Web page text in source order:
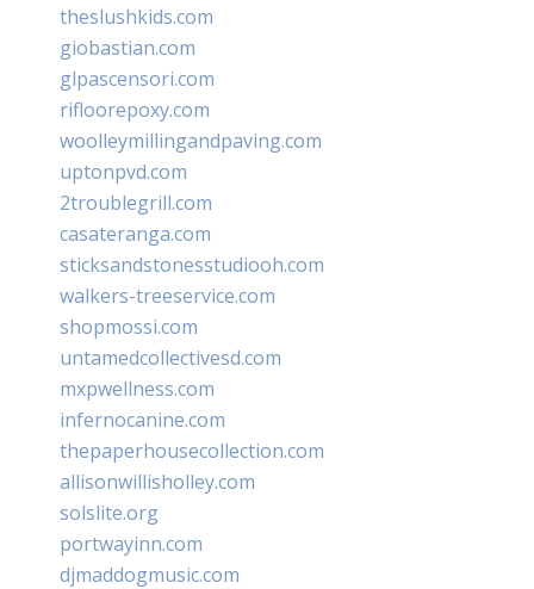
theslushkids.com
giobastian.com
glpascensori.com
rifloorepoxy.com
woolleymillingandpaving.com
uptonpvd.com
2troublegrill.com
casateranga.com
sticksandstonesstudiooh.com
walkers-treeservice.com
shopmossi.com
untamedcollectivesd.com
mxpwellness.com
infernocanine.com
thepaperhousecollection.com
allisonwillisholley.com
solslite.org
portwayinn.com
djmaddogmusic.com